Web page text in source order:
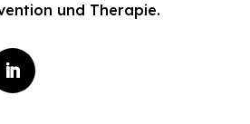
und Therapie.